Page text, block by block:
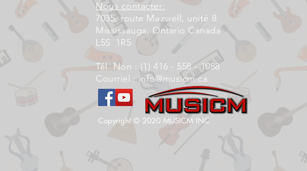
Nous contacter:
7035, route Maxwell, unité 8
Mississauga, Ontario Canada
L5S
1R5
Tél. Non : (1) 416 - 558 - 1088
Courriel : info@musicm.ca
Copyright © 2020 MUSICM INC